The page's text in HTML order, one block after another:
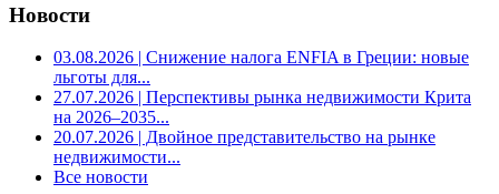
Новости
03.08.2026 | Снижение налога ENFIA в Греции: новые
льготы для...
27.07.2026 | Перспективы рынка недвижимости Крита
на 2026–2035...
20.07.2026 | Двойное представительство на рынке
недвижимости...
Все новости